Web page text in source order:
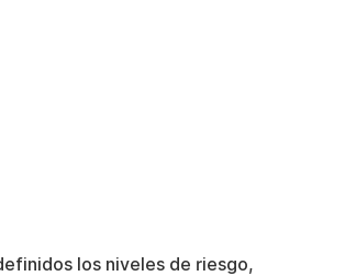
los niveles de riesgo,